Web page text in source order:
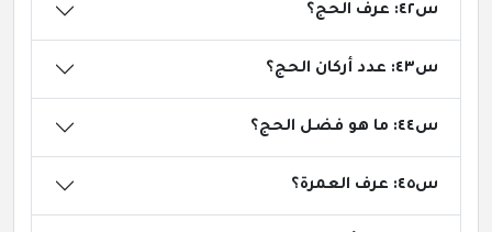
س٤٢: عرف الحج؟
س٤٣: عدد أركان الحج؟
س٤٤: ما هو فضل الحج؟
س٤٥: عرف العمرة؟